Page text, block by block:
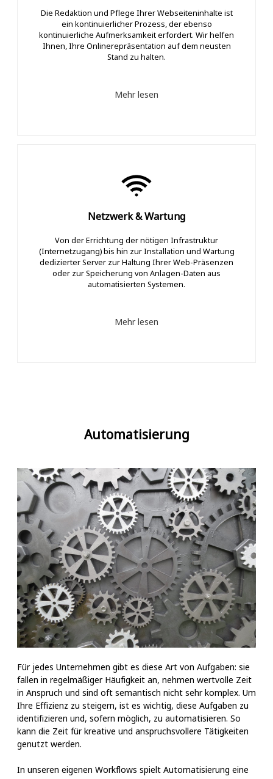
Die Redaktion und Pflege Ihrer Webseiteninhalte ist
ein kontinuierlicher Prozess, der ebenso
kontinuierliche Aufmerksamkeit erfordert. Wir helfen
Ihnen, Ihre Onlinerepräsentation auf dem neusten
Stand zu halten.
Mehr lesen
Netzwerk & Wartung
Von der Errichtung der nötigen Infrastruktur
(Internetzugang) bis hin zur Installation und Wartung
dedizierter Server zur Haltung Ihrer Web-Präsenzen
oder zur Speicherung von Anlagen-Daten aus
automatisierten Systemen.
Mehr lesen
Automatisierung
Für jedes Unternehmen gibt es diese Art von Aufgaben: sie
fallen in regelmäßiger Häufigkeit an, nehmen wertvolle Zeit
in Anspruch und sind oft semantisch nicht sehr komplex. Um
Ihre Effizienz zu steigern, ist es wichtig, diese Aufgaben zu
identifizieren und, sofern möglich, zu automatisieren. So
kann die Zeit für kreative und anspruchsvollere Tätigkeiten
genutzt werden.
In unseren eigenen Workflows spielt Automatisierung eine